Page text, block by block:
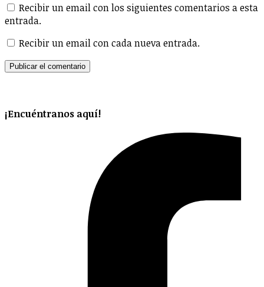
Recibir un email con los siguientes comentarios a esta
entrada.
Recibir un email con cada nueva entrada.
¡Encuéntranos aquí!